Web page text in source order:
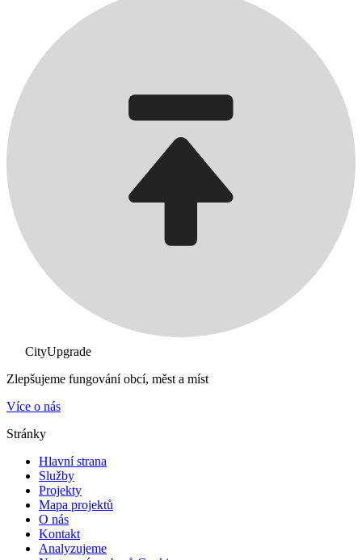
CityUpgrade
Zlepšujeme fungování obcí, měst a míst
Více o nás
Stránky
Hlavní strana
Služby
Projekty
Mapa projektů
O nás
Kontakt
Analyzujeme